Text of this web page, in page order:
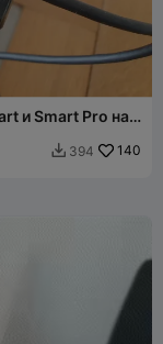
и Smart Pro на
 394 140